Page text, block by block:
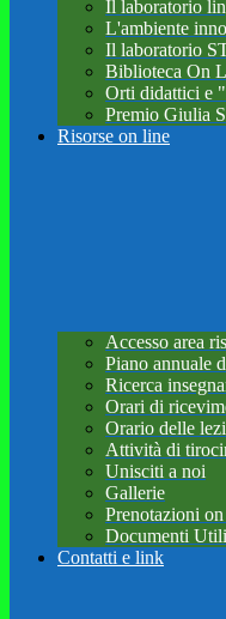
Il laboratorio
L'ambiente
Il laboratorio
Biblioteca On
Orti didattici e
Premio Giulia
Risorse on line
Accesso area
Piano annuale
Ricerca
Orari di
Orario delle
Attività di
Unisciti a noi
Gallerie
Prenotazioni
Documenti Utili
Contatti e link